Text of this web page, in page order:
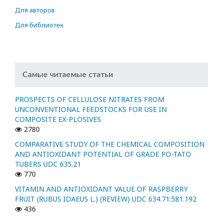
Для авторов
Для библиотек
Самые читаемые статьи
PROSPECTS OF CELLULOSE NITRATES FROM
UNCONVENTIONAL FEEDSTOCKS FOR USE IN
COMPOSITE EX-PLOSIVES
2780
COMPARATIVE STUDY OF THE CHEMICAL COMPOSITION
AND ANTIOXIDANT POTENTIAL OF GRADE PO-TATO
TUBERS UDC 635.21
770
VITAMIN AND ANTIOXIDANT VALUE OF RASPBERRY
FRUIT (RUBUS IDAEUS L.) (REVIEW) UDC 634.71:581.192
436